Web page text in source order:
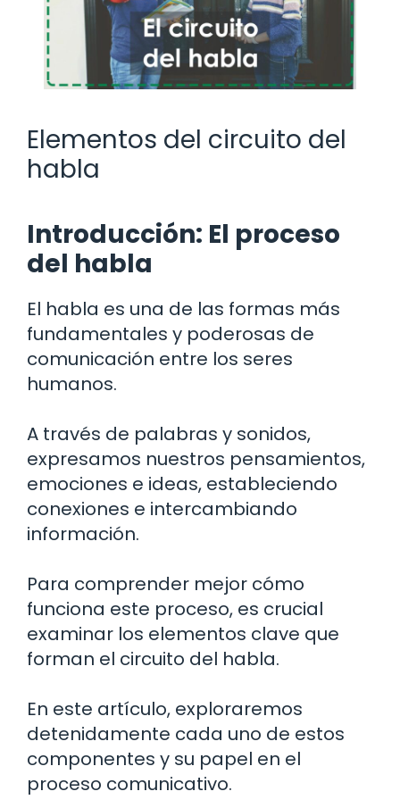
Elementos del circuito del
habla
Introducción: El proceso
del habla
El habla es una de las formas más
fundamentales y poderosas de
comunicación entre los seres
humanos.
A través de palabras y sonidos,
expresamos nuestros pensamientos,
emociones e ideas, estableciendo
conexiones e intercambiando
información.
Para comprender mejor cómo
funciona este proceso, es crucial
examinar los elementos clave que
forman el circuito del habla.
En este artículo, exploraremos
detenidamente cada uno de estos
componentes y su papel en el
proceso comunicativo.